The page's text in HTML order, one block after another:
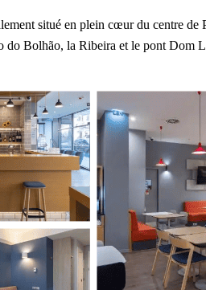
situé en plein cœur du centre de
do Bolhão, la Ribeira et le pont Dom